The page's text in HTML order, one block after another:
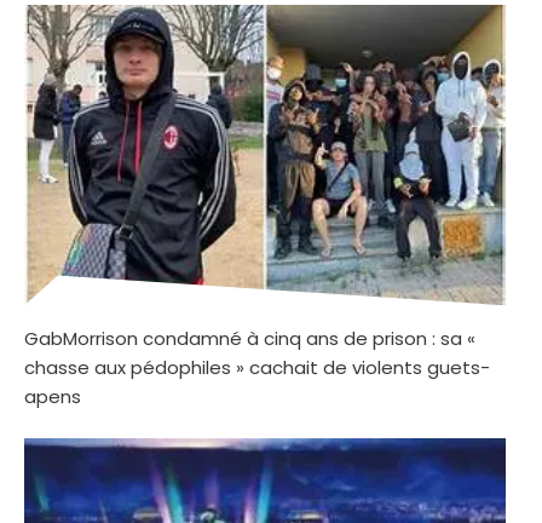
GabMorrison condamné à cinq ans de prison : sa «
chasse aux pédophiles » cachait de violents guets-
apens